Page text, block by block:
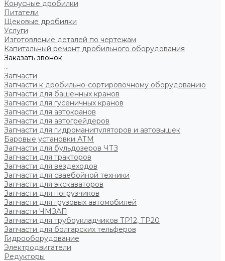
Конусные дробилки
Питатели
Щековые дробилки
Услуги
Изготовление деталей по чертежам
Капитальный ремонт дробильного оборудования
Заказать звонок
...
Запчасти
Запчасти к дробильно-сортировочному оборудованию
Запчасти для башенных кранов
Запчасти для гусеничных кранов
Запчасти для автокранов
Запчасти для автогрейдеров
Запчасти для гидроманипуляторов и автовышек
Баровые установки АТМ
Запчасти для бульдозеров ЧТЗ
Запчасти для тракторов
Запчасти для вездеходов
Запчасти для сваебойной техники
Запчасти для экскаваторов
Запчасти для погрузчиков
Запчасти для грузовых автомобилей
Запчасти ЧМЗАП
Запчасти для трубоукладчиков ТР12, ТР20
Запчасти для болгарских тельферов
Гидрооборудование
Электродвигатели
Редукторы